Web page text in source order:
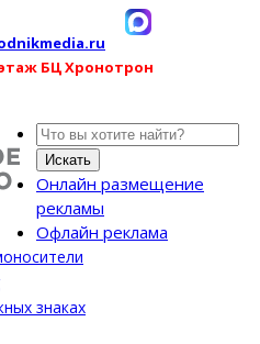
этаж БЦ Хронотрон
Искать
Онлайн размещение
рекламы
Офлайн реклама
знаках